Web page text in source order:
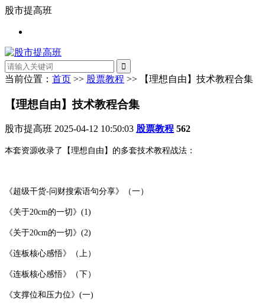
股市提高班
当前位置： 首页 >> 股票教程 >> 【理想自由】技术教程合集
【理想自由】技术教程合集
股市提高班 2025-04-12 10:50:03 股票教程 562
本套资源收录了【理想自由】的多套技术教程战法：
《超级干货-问财搜索语句分享》（一）
《关于20cm的一切》(1)
《关于20cm的一切》(2)
《连板核心感悟》（上）
《连板核心感悟》（下）
《支撑位和压力位》(一)